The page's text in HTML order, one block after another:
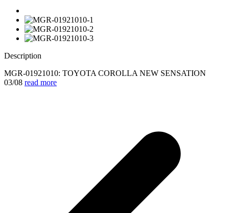
Description
MGR-01921010: TOYOTA COROLLA NEW SENSATION
03/08 read more